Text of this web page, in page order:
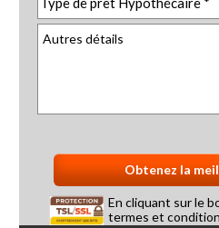
En cliquant sur le
termes et